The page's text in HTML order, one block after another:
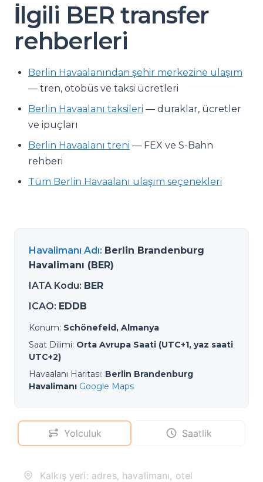
İlgili BER transfer
rehberleri
Berlin Havaalanından şehir merkezine ulaşım
— tren, otobüs ve taksi ücretleri
Berlin Havaalanı taksileri — duraklar, ücretler
ve ipuçları
Berlin Havaalanı treni — FEX ve S-Bahn
rehberi
Tüm Berlin Havaalanı ulaşım seçenekleri
Havalimanı Adı: Berlin Brandenburg
Havalimanı (BER)
IATA Kodu: BER
ICAO: EDDB
Konum: Schönefeld, Almanya
Saat Dilimi: Orta Avrupa Saati (UTC+1, yaz saati
UTC+2)
Havaalanı Haritası: Berlin Brandenburg
Havalimanı Google Maps